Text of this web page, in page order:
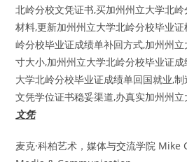
北岭分校文凭证书,买加州州立大学北
材料,更新加州州立大学北岭分校毕业
岭分校毕业证成绩单补回方式,加州州
寸大小,加州州立大学北岭分校毕业证
大学北岭分校毕业证成绩单回国就业,
文凭学位证书稳妥渠道,办真实加州州
文凭
麦克·科柏艺术，媒体与交流学院